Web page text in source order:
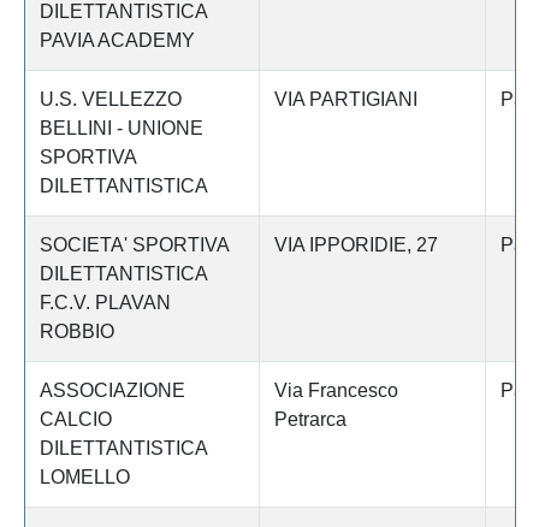
DILETTANTISTICA
PAVIA ACADEMY
U.S. VELLEZZO
BELLINI - UNIONE
SPORTIVA
DILETTANTISTICA
VIA PARTIGIANI
SOCIETA' SPORTIVA
DILETTANTISTICA
F.C.V. PLAVAN
ROBBIO
VIA IPPORIDIE, 27
ASSOCIAZIONE
CALCIO
DILETTANTISTICA
LOMELLO
Via Francesco
Petrarca